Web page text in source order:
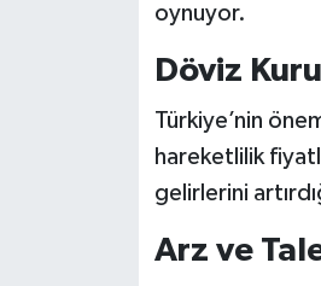
oynuyor.
Döviz Kuru
Türkiye’nin
hareketlilik
gelirlerini
Arz ve